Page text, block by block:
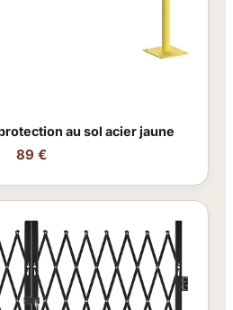
au sol acier jaune
89 €